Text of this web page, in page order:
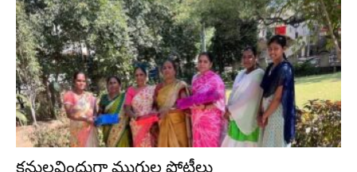
కనులవిందుగా ముగ్గుల పోటీలు